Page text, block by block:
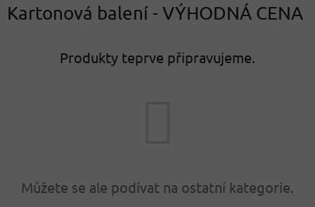
Kartonová balení - VÝHODNÁ CENA
Produkty teprve připravujeme.
Můžete se ale podívat na ostatní kategorie.